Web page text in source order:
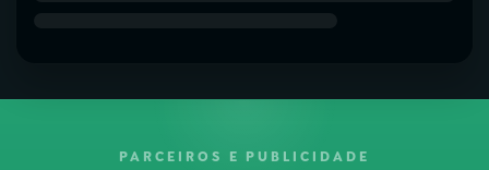
PARCEIROS E PUBLICIDADE